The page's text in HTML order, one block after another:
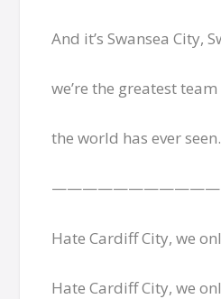
And it’s Swansea City,
we’re the greatest
the world has ever seen.
Hate Cardiff City, we
Hate Cardiff City, we